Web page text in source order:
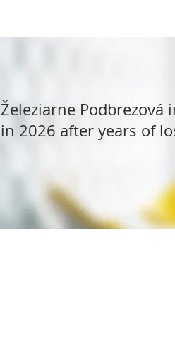
Železiarne Podbrezová
in 2026 after years of